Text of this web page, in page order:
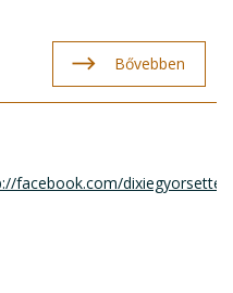
Bővebben
facebook.com/